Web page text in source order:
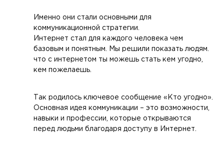
Именно они стали основными для
коммуникационной стратегии.
Интернет стал для каждого человека чем
базовым и понятным. Мы решили показать людям.
что с интернетом ты можешь стать кем угодно,
кем пожелаешь.
Так родилось ключевое сообщение «Кто угодно».
Основная идея коммуникации – это возможности,
навыки и профессии, которые открываются
перед людьми благодаря доступу в Интернет.